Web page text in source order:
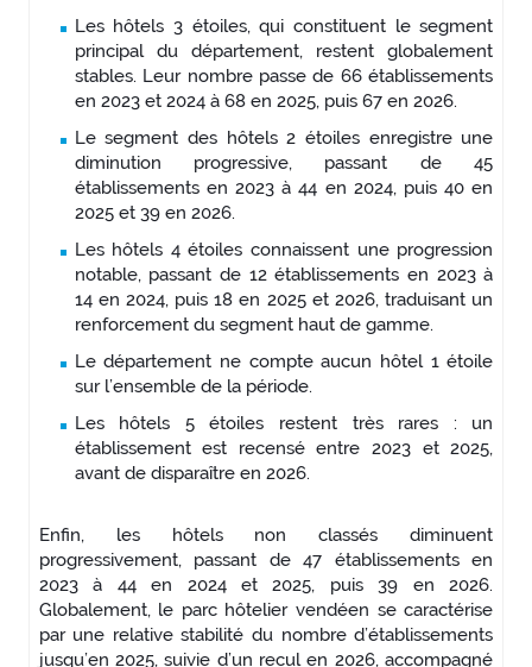
Les hôtels 3 étoiles, qui constituent le segment
principal du département, restent globalement
stables. Leur nombre passe de 66 établissements
en 2023 et 2024 à 68 en 2025, puis 67 en 2026.
Le segment des hôtels 2 étoiles enregistre une
diminution progressive, passant de 45
établissements en 2023 à 44 en 2024, puis 40 en
2025 et 39 en 2026.
Les hôtels 4 étoiles connaissent une progression
notable, passant de 12 établissements en 2023 à
14 en 2024, puis 18 en 2025 et 2026, traduisant un
renforcement du segment haut de gamme.
Le département ne compte aucun hôtel 1 étoile
sur l’ensemble de la période.
Les hôtels 5 étoiles restent très rares : un
établissement est recensé entre 2023 et 2025,
avant de disparaître en 2026.
Enfin, les hôtels non classés diminuent
progressivement, passant de 47 établissements en
2023 à 44 en 2024 et 2025, puis 39 en 2026.
Globalement, le parc hôtelier vendéen se caractérise
par une relative stabilité du nombre d’établissements
jusqu’en 2025, suivie d’un recul en 2026, accompagné